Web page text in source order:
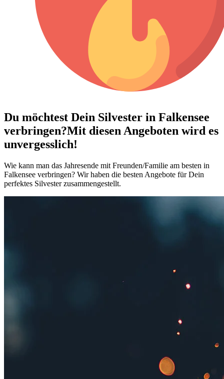
Du möchtest Dein Silvester in Falkensee
verbringen?Mit diesen Angeboten wird es
unvergesslich!
Wie kann man das Jahresende mit Freunden/Familie am besten in
Falkensee verbringen? Wir haben die besten Angebote für Dein
perfektes Silvester zusammengestellt.